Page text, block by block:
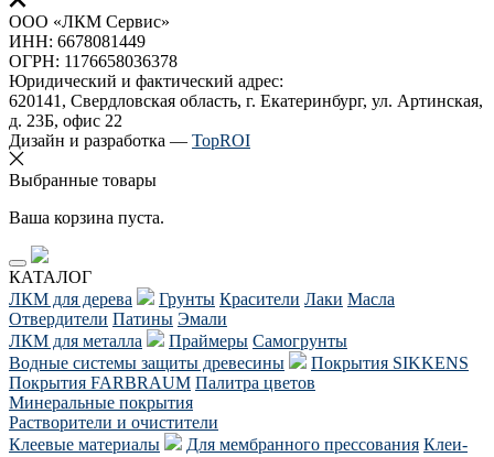
ООО «ЛКМ Сервис»
ИНН: 6678081449
ОГРН: 1176658036378
Юридический и фактический адрес:
620141, Свердловская область, г. Екатеринбург, ул. Артинская,
д. 23Б, офис 22
Дизайн и разработка — TopROI
Выбранные товары
Ваша корзина пуста.
КАТАЛОГ
ЛКМ для дерева
Грунты Красители Лаки Масла
Отвердители Патины Эмали
ЛКМ для металла
Праймеры Самогрунты
Водные системы защиты древесины
Покрытия SIKKENS
Покрытия FARBRAUM Палитра цветов
Минеральные покрытия
Растворители и очистители
Клеевые материалы
Для мембранного прессования Клеи-